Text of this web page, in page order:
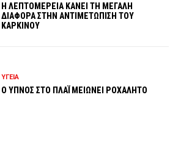
Η ΛΕΠΤΟΜΕΡΕΙΑ ΚΑΝΕΙ ΤΗ ΜΕΓΑΛΗ
ΔΙΑΦΟΡΑ ΣΤΗΝ ΑΝΤΙΜΕΤΩΠΙΣΗ ΤΟΥ
ΚΑΡΚΙΝΟΥ
ΥΓΕΙΑ
Ο ΥΠΝΟΣ ΣΤΟ ΠΛΑΪ ΜΕΙΩΝΕΙ ΡΟΧΑΛΗΤΟ